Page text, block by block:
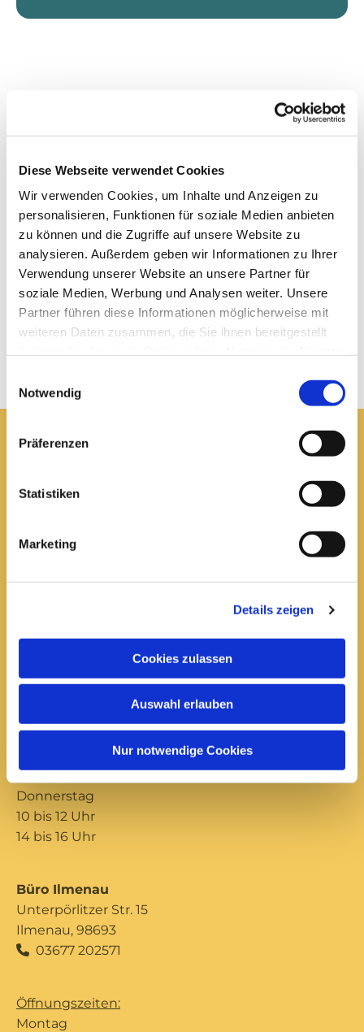
Diese Webseite verwendet Cookies
Wir verwenden Cookies, um Inhalte und Anzeigen zu
personalisieren, Funktionen für soziale Medien anbieten
zu können und die Zugriffe auf unsere Website zu
analysieren. Außerdem geben wir Informationen zu Ihrer
Verwendung unserer Website an unsere Partner für
soziale Medien, Werbung und Analysen weiter. Unsere
Partner führen diese Informationen möglicherweise mit
weiteren Daten zusammen, die Sie ihnen bereitgestellt
Notwendig
Präferenzen
Statistiken
Marketing
Details zeigen
Cookies zulassen
Auswahl erlauben
Nur notwendige Cookies
Büro Arnstadt
03628 602285
10 bis 12 Uhr
Donnerstag
10 bis 12 Uhr
14 bis 16 Uhr
Büro Ilmenau
Unterpörlitzer Str. 15
Ilmenau, 98693
 03677 202571
Öffnungszeiten:
Montag